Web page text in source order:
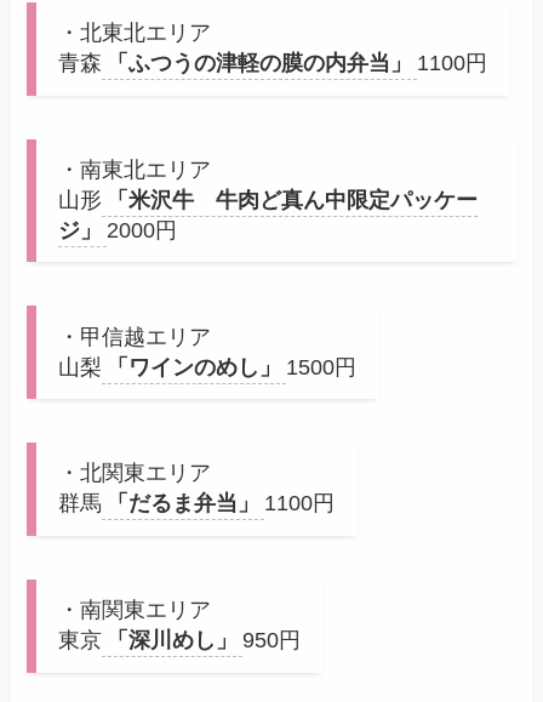
・北東北エリア
青森
「ふつうの津軽の膜の内弁当」 1100円
・南東北エリア
山形
「米沢牛 牛肉ど真ん中限定パッケー
ジ」
2000円
・甲信越エリア
山梨
「ワインのめし」 1500円
・北関東エリア
群馬
「だるま弁当」 1100円
・南関東エリア
東京
「深川めし」 950円